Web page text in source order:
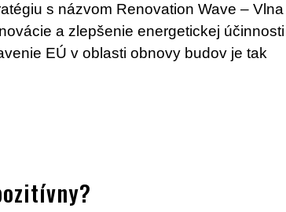
s názvom Renovation Wave – Vlna
a zlepšenie energetickej účinnosti
EÚ v oblasti obnovy budov je tak